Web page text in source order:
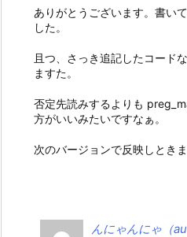
ありがとうございます。書い
した。
且つ、さっき追記したコード
ますた。
否定先読みするよりも
方がいいみたいですなぁ。
次のバージョンで反映しときま
んにゃんにゃ（